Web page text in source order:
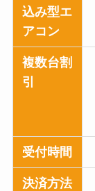
込み型エ
アコン
複数台割
引
受付時間
決済方法